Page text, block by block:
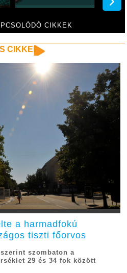
CIKKEK
CIKKEI
a harmadfokú
tiszti főorvos
szombaton a
29 és 34 fok között